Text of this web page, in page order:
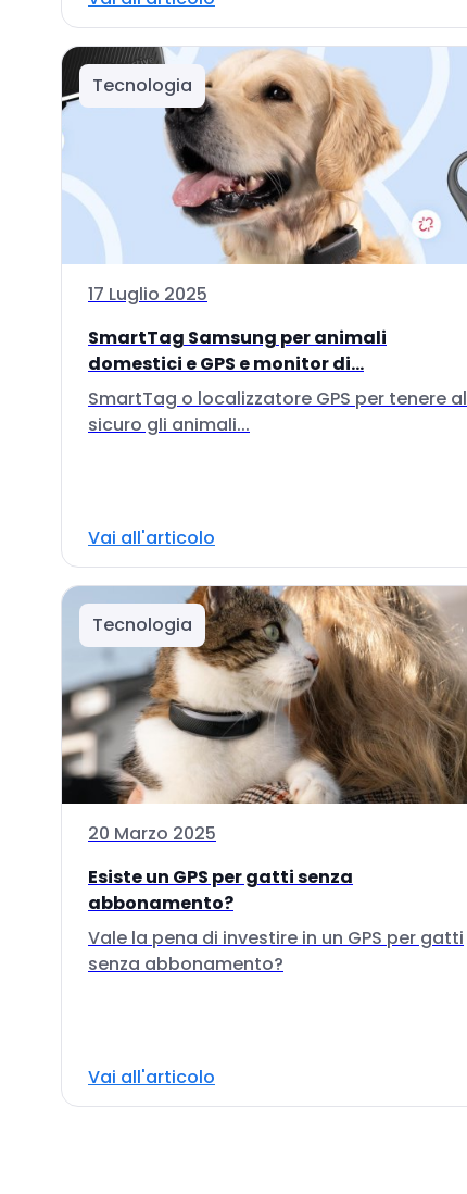
Tecnologia
17 Luglio 2025
SmartTag Samsung per animali
domestici e GPS e monitor di...
SmartTag o localizzatore GPS per tenere al
sicuro gli animali...
Vai all'articolo
Tecnologia
20 Marzo 2025
Esiste un GPS per gatti senza
abbonamento?
Vale la pena di investire in un GPS per gatti
senza abbonamento?
Vai all'articolo